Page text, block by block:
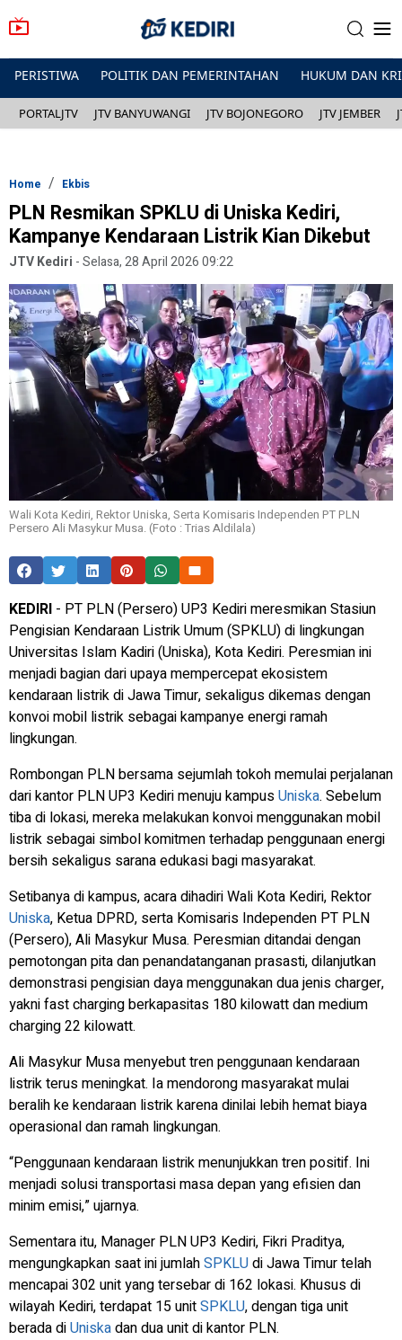
PERISTIWA POLITIK DAN PEMERINTAHAN HUKUM DAN
PORTALJTV JTV BANYUWANGI JTV BOJONEGORO JTV JEMBER
Home Ekbis
PLN Resmikan SPKLU di Uniska Kediri,
Kampanye Kendaraan Listrik Kian Dikebut
JTV Kediri -Selasa, 28 April 2026 09:22
Wali Kota Kediri, Rektor Uniska, Serta Komisaris Independen PT PLN
Persero Ali Masykur Musa. (Foto : Trias Aldilala)
KEDIRI - PT PLN (Persero) UP3 Kediri meresmikan Stasiun
Pengisian Kendaraan Listrik Umum (SPKLU) di lingkungan
Universitas Islam Kadiri (Uniska), Kota Kediri. Peresmian ini
menjadi bagian dari upaya mempercepat ekosistem
kendaraan listrik di Jawa Timur, sekaligus dikemas dengan
konvoi mobil listrik sebagai kampanye energi ramah
lingkungan.
Rombongan PLN bersama sejumlah tokoh memulai perjalanan
dari kantor PLN UP3 Kediri menuju kampusUniska. Sebelum
tiba di lokasi, mereka melakukan konvoi menggunakan mobil
listrik sebagai simbol komitmen terhadap penggunaan energi
bersih sekaligus sarana edukasi bagi masyarakat.
Setibanya di kampus, acara dihadiri Wali Kota Kediri, Rektor
Uniska, Ketua DPRD, serta Komisaris Independen PT PLN
(Persero), Ali Masykur Musa. Peresmian ditandai dengan
pemotongan pita dan penandatanganan prasasti, dilanjutkan
demonstrasi pengisian daya menggunakan dua jenis charger,
yakni fast charging berkapasitas 180 kilowatt dan medium
charging 22 kilowatt.
Ali Masykur Musa menyebut tren penggunaan kendaraan
listrik terus meningkat. Ia mendorong masyarakat mulai
beralih ke kendaraan listrik karena dinilai lebih hemat biaya
operasional dan ramah lingkungan.
“Penggunaan kendaraan listrik menunjukkan tren positif. Ini
menjadi solusi transportasi masa depan yang efisien dan
minim emisi,” ujarnya.
Sementara itu, Manager PLN UP3 Kediri, Fikri Praditya,
mengungkapkan saat ini jumlahSPKLUdi Jawa Timur telah
mencapai 302 unit yang tersebar di 162 lokasi. Khusus di
wilayah Kediri, terdapat 15 unitSPKLU, dengan tiga unit
berada diUniskadan dua unit di kantor PLN.